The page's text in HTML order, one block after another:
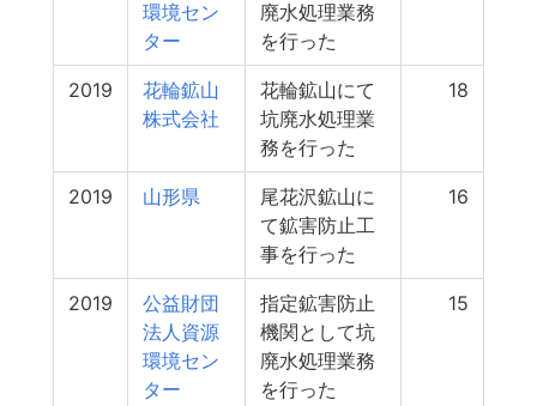
環境セン
ター
廃水処理業務
を行った
2019
花輪鉱山
株式会社
花輪鉱山にて
坑廃水処理業
務を行った
18
2019 山形県
尾花沢鉱山に
て鉱害防止工
事を行った
16
2019
公益財団
法人資源
環境セン
ター
指定鉱害防止
機関として坑
廃水処理業務
を行った
15